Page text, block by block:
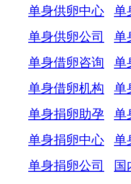
单身供卵中心
单
单身供卵公司
单
单身借卵咨询
单
单身借卵机构
单
单身捐卵助孕
单
单身捐卵中心
单
单身捐卵公司
国